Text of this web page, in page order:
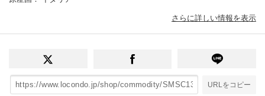
さらに詳しい情報を表示
URLをコピー